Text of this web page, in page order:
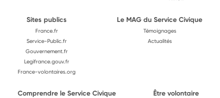
Sites publics
France.fr
Service-Public.fr
Gouvernement.fr
Legifrance.gouv.fr
France-volontaires.org
Le MAG du Service Civique
Témoignages
Actualités
Comprendre le Service Civique Être volontaire